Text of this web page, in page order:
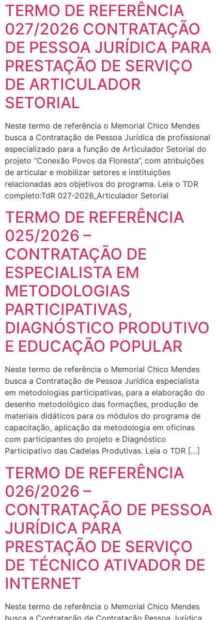
TERMO DE REFERÊNCIA
027/2026 CONTRATAÇÃO
DE PESSOA JURÍDICA PARA
PRESTAÇÃO DE SERVIÇO
DE ARTICULADOR
SETORIAL
Neste termo de referência o Memorial Chico Mendes
busca a Contratação de Pessoa Jurídica de profissional
especializado para a função de Articulador Setorial do
projeto “Conexão Povos da Floresta”, com atribuições
de articular e mobilizar setores e instituições
relacionadas aos objetivos do programa. Leia o TDR
completo:TdR 027-2026_Articulador Setorial
TERMO DE REFERÊNCIA
025/2026 –
CONTRATAÇÃO DE
ESPECIALISTA EM
METODOLOGIAS
PARTICIPATIVAS,
DIAGNÓSTICO PRODUTIVO
E EDUCAÇÃO POPULAR
Neste termo de referência o Memorial Chico Mendes
busca a Contratação de Pessoa Jurídica especialista
em metodologias participativas, para a elaboração do
desenho metodológico das formações, produção de
materiais didáticos para os módulos do programa de
capacitação, aplicação da metodologia em oficinas
com participantes do projeto e Diagnóstico
Participativo das Cadeias Produtivas. Leia o TDR […]
TERMO DE REFERÊNCIA
026/2026 –
CONTRATAÇÃO DE PESSOA
JURÍDICA PARA
PRESTAÇÃO DE SERVIÇO
DE TÉCNICO ATIVADOR DE
INTERNET
Neste termo de referência o Memorial Chico Mendes
busca a Contratação de Contratação Pessoa Jurídica